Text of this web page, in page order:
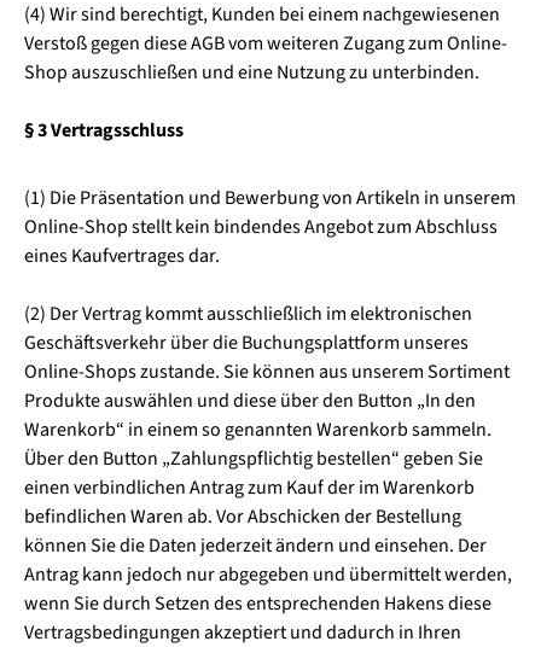
(4) Wir sind berechtigt, Kunden bei einem nachgewiesenen
Verstoß gegen diese AGB vom weiteren Zugang zum Online-
Shop auszuschließen und eine Nutzung zu unterbinden.
§ 3 Vertragsschluss
(1) Die Präsentation und Bewerbung von Artikeln in unserem
Online-Shop stellt kein bindendes Angebot zum Abschluss
eines Kaufvertrages dar.
(2) Der Vertrag kommt ausschließlich im elektronischen
Geschäftsverkehr über die Buchungsplattform unseres
Online-Shops zustande. Sie können aus unserem Sortiment
Produkte auswählen und diese über den Button „In den
Warenkorb“ in einem so genannten Warenkorb sammeln.
Über den Button „Zahlungspflichtig bestellen“ geben Sie
einen verbindlichen Antrag zum Kauf der im Warenkorb
befindlichen Waren ab. Vor Abschicken der Bestellung
können Sie die Daten jederzeit ändern und einsehen. Der
Antrag kann jedoch nur abgegeben und übermittelt werden,
wenn Sie durch Setzen des entsprechenden Hakens diese
Vertragsbedingungen akzeptiert und dadurch in Ihren